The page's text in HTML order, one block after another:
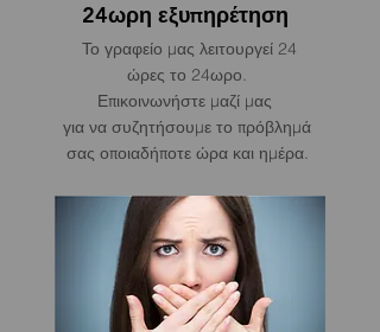
24ωρη εξυπηρέτηση
Το γραφείο μας λειτουργεί 24
ώρες το 24ωρο.
Επικοινωνήστε μαζί μας
για να συζητήσουμε το πρόβλημά
σας οποιαδήποτε ώρα και ημέρα.